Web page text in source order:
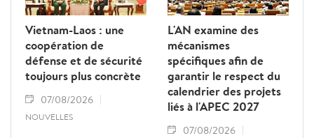
Vietnam-Laos : une
coopération de
défense et de sécurité
toujours plus concrète
07/08/2026
NOUVELLES
L'AN examine des
mécanismes
spécifiques afin de
garantir le respect du
calendrier des projets
liés à l'APEC 2027
07/08/2026